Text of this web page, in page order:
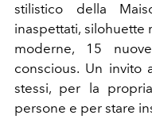
stilistico della
inaspettati, silohuette
moderne, 15
conscious. Un
stessi, per la
persone e per stare